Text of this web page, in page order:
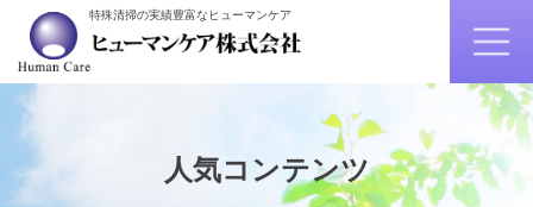
特殊清掃の実績豊富なヒューマンケア
人気コンテンツ